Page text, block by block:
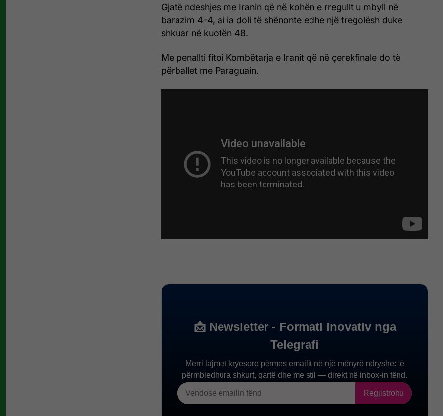
Gjatë ndeshjes me Iranin që në kohën e rregullt u mbyll në
barazim 4-4, ai ia doli të shënonte edhe një tregolësh duke
shkuar në kuotën 48.
Me penallti fitoi Kombëtarja e Iranit që në çerekfinale do të
përballet me Paraguain.